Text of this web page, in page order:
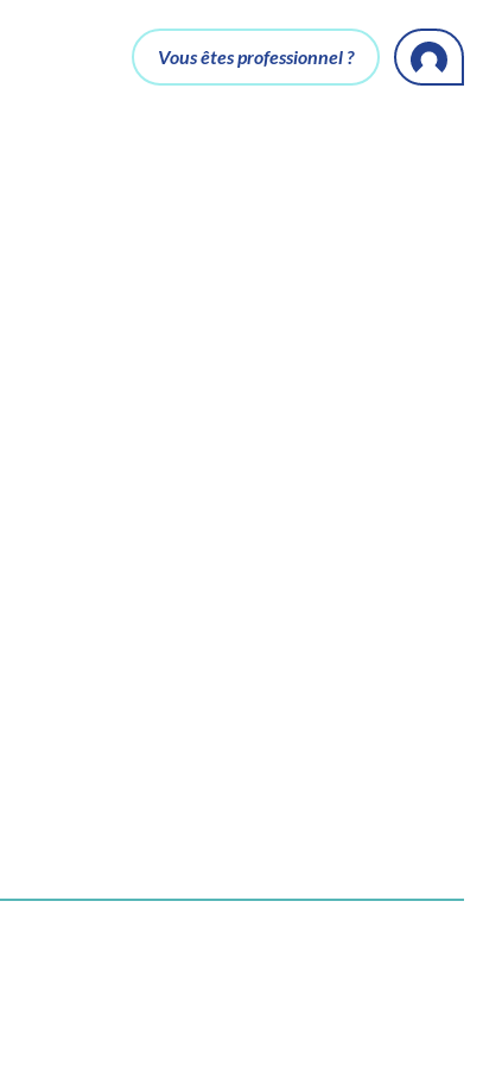
Vous êtes professionnel ?